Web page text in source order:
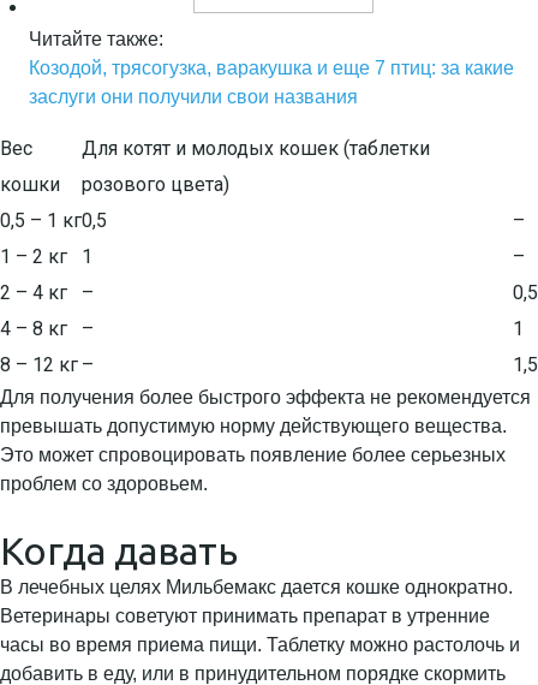
Читайте также:
Козодой, трясогузка, варакушка и еще 7 птиц: за какие
заслуги они получили свои названия
Вес
кошки
Для котят и молодых кошек (таблетки
розового цвета)
0,5 – 1 кг0,5
–
1 – 2 кг
1
–
2 – 4 кг
–
0,5
4 – 8 кг
–
1
8 – 12 кг – 1,5
Для получения более быстрого эффекта не рекомендуется
превышать допустимую норму действующего вещества.
Это может спровоцировать появление более серьезных
проблем со здоровьем.
Когда давать
В лечебных целях Мильбемакс дается кошке однократно.
Ветеринары советуют принимать препарат в утренние
часы во время приема пищи. Таблетку можно растолочь и
добавить в еду, или в принудительном порядке скормить